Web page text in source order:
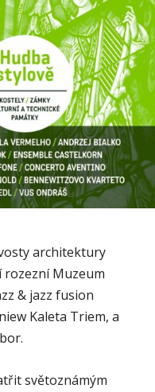
architektury
rozezní Muzeum
& jazz fusion
Kaleta Triem, a
světoznámým